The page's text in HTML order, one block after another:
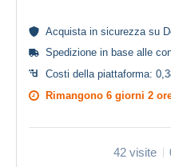
Acquista in sicurezzasu
Spedizione in base alle
Costi della piattaforma:
Rimangono 6 giorni 2
42 visite